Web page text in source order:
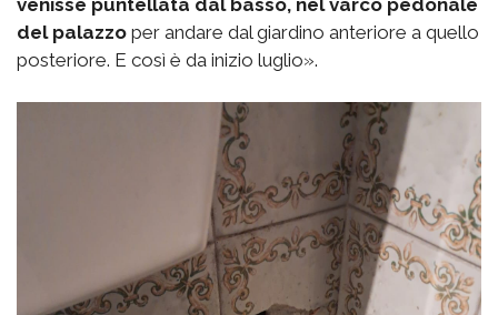
del palazzo per andare dal giardino anteriore a quello
posteriore. E così è da inizio luglio».